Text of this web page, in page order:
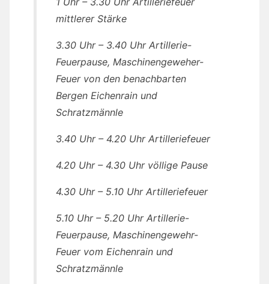
mittlerer Stärke
3.30 Uhr – 3.40 Uhr Artillerie-
Feuerpause, Maschinengeweher-
Feuer von den benachbarten
Bergen Eichenrain und
Schratzmännle
3.40 Uhr – 4.20 Uhr Artilleriefeuer
4.20 Uhr – 4.30 Uhr völlige Pause
4.30 Uhr – 5.10 Uhr Artilleriefeuer
5.10 Uhr – 5.20 Uhr Artillerie-
Feuerpause, Maschinengewehr-
Feuer vom Eichenrain und
Schratzmännle